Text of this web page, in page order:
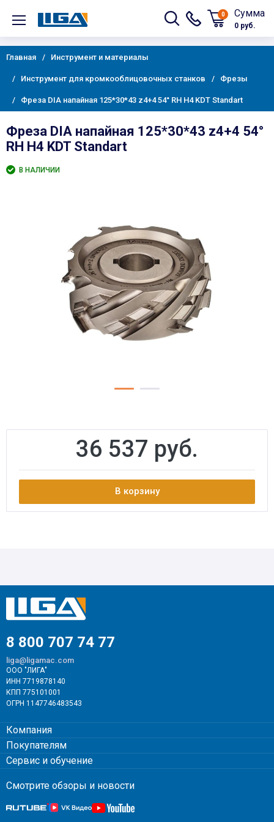
0 Сумма
0 руб.
Главная Инструмент и материалы
Инструмент для кромкооблицовочных станков Фрезы
Фреза DIA напайная 125*30*43 z4+4 54° RH H4 KDT Standart
Фреза DIA напайная 125*30*43 z4+4 54°
RH H4 KDT Standart
В НАЛИЧИИ
36 537 руб.
В корзину
8 800 707 74 77
liga@ligamac.com
ООО "ЛИГА"
ИНН 7719878140
КПП 775101001
ОГРН 1147746483543
Компания
Покупателям
Сервис и обучение
Смотрите обзоры и новости